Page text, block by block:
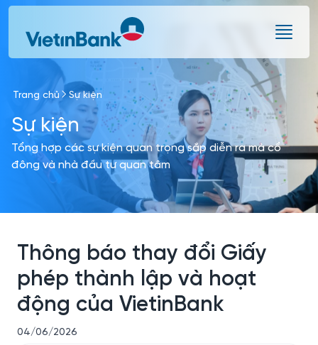
Skip to Main Content
Trang chủ Sự kiện
Sự kiện
Tổng hợp các sự kiện quan trọng sắp diễn ra mà cổ
đông và nhà đầu tư quan tâm
Thông báo thay đổi Giấy
phép thành lập và hoạt
động của VietinBank
04/06/2026